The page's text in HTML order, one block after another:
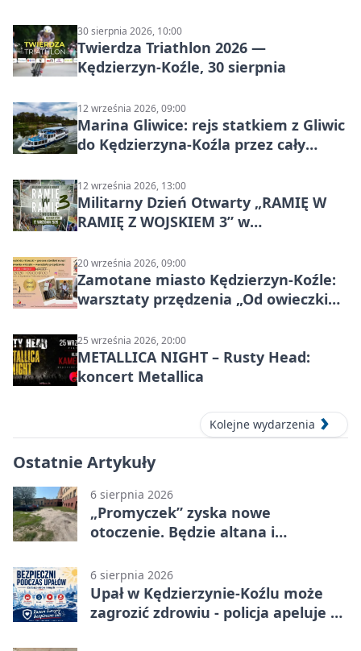
30 sierpnia 2026, 10:00
Twierdza Triathlon 2026 —
Kędzierzyn-Koźle, 30 sierpnia
12 września 2026, 09:00
Marina Gliwice: rejs statkiem z Gliwic
do Kędzierzyna-Koźla przez cały
12 września 2026, 13:00
Militarny Dzień Otwarty „RAMIĘ W
RAMIĘ Z WOJSKIEM 3” w
20 września 2026, 09:00
Zamotane miasto Kędzierzyn-Koźle:
warsztaty przędzenia „Od owieczki
25 września 2026, 20:00
METALLICA NIGHT – Rusty Head:
koncert Metallica
Kolejne wydarzenia
Ostatnie Artykuły
6 sierpnia 2026
„Promyczek” zyska nowe
otoczenie. Będzie altana i
6 sierpnia 2026
Upał w Kędzierzynie-Koźlu może
zagrozić zdrowiu - policja apeluje o